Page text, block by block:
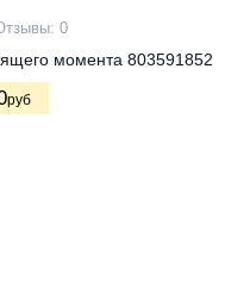
0
момента 803591852
руб